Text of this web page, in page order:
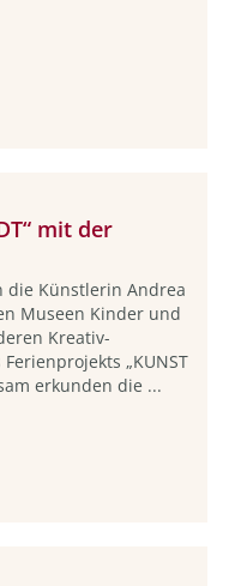
mit der
die Künstlerin Andrea
Museen Kinder und
Kreativ-
„KUNST
erkunden die ...